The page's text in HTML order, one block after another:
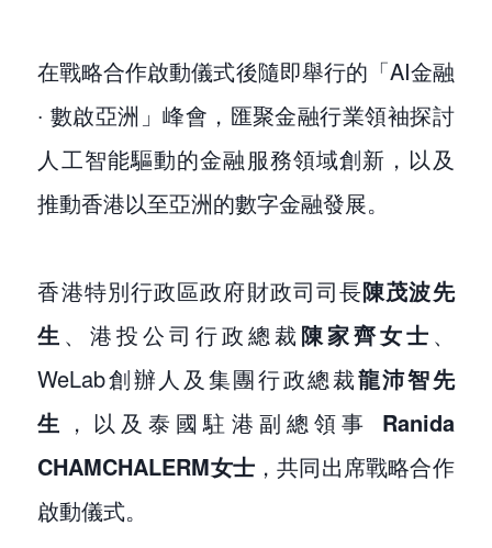
在戰略合作啟動儀式後隨即舉行的「AI金融
‧ 數啟亞洲」峰會，匯聚金融行業領袖探討
人工智能驅動的金融服務領域創新，以及
推動香港以至亞洲的數字金融發展。
香港特別行政區政府財政司司長陳茂波先
生 、港投公司行政總裁陳家齊女士 、
WeLab創辦人及集團行政總裁龍沛智先
生 ，以及泰國駐港副總領事 Ranida
CHAMCHALERM女士 ，共同出席戰略合作
啟動儀式。